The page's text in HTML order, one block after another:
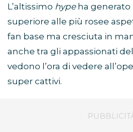
L’altissimo hypeha generato
superiore alle più rosee
fan base ma cresciuta in
anche tra gli appassionati
vedono l’ora di vedere
super cattivi.